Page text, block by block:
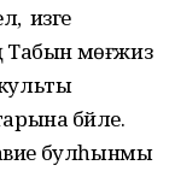
ә изге
мөғжизә
бәйле.
булһынмы